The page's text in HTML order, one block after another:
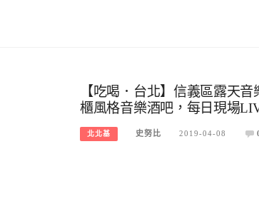
【吃喝．台北】信義區露天
櫃風格音樂酒吧，每日現場
北北基 史努比 2019-04-08